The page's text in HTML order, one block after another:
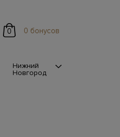
0 0 бонусов
Нижний
Новгород